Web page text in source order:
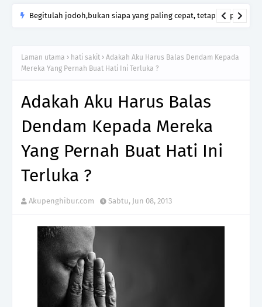
Begitulah jodoh,bukan siapa yang paling cepat, tetapi siapa
ingin menutup mulut manusia
Laman utama hati sakit
Adakah Aku Harus Balas Dendam Kepada
Mereka Yang Pernah Buat Hati Ini Terluka ?
Adakah Aku Harus Balas
Dendam Kepada Mereka
Yang Pernah Buat Hati Ini
Terluka ?
Akupenghibur.com Sabtu, Jun 08, 2013